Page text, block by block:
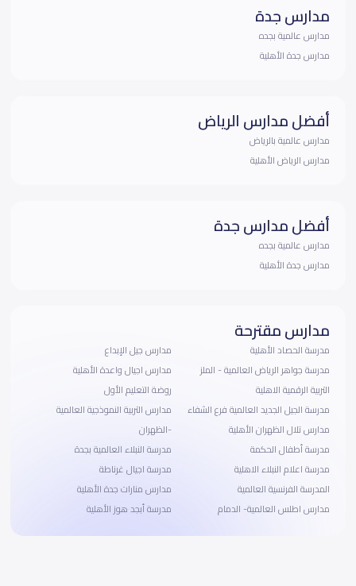
مدارس جدة
مدارس عالمية بجده
مدارس جدة الأهلية
أفضل مدارس الرياض
مدارس عالمية بالرياض
مدارس الرياض الأهلية
أفضل مدارس جدة
مدارس عالمية بجده
مدارس جدة الأهلية
مدارس مقترحة
مدرسة الحصاد الأهلية
مدرسة جواهر الرياض العالمية - الملز
التربية الرقمية الاهلية
مدرسة الجيل الجديد العالمية فرع الشفاء
مدارس تلال الظهران الأهلية
مدرسة أطفال الحكمة
مدرسة اعلام النبلاء الاهلية
المدرسة الفرنسية العالمية
مدارس اطلس العالمية- الدمام
مدارس جيل الإبداع
مدارس اجيال واعدة الأهلية
روضة التعليم الأول
مدارس التربية النموذجية العالمية
-الظهران
مدرسة النبلاء العالمية بجدة
مدرسة اجيال غرناطة
مدارس منارات جدة الأهلية
مدرسة أبجد هوز الأهلية